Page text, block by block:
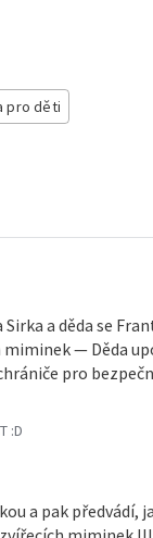
pro děti
a děda se
— Děda
pro
:D
a pak předvádí,